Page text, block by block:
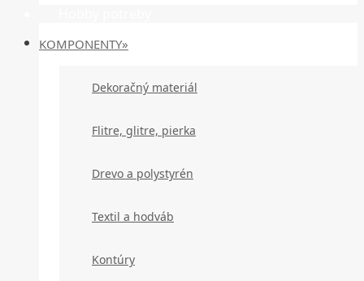
KOMPONENTY»
Dekoračný materiál
Flitre, glitre, pierka
Drevo a polystyrén
Textil a hodváb
Kontúry